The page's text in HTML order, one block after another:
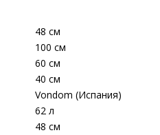
48 см
100 см
60 см
40 см
Vondom (Испания)
62 л
48 см